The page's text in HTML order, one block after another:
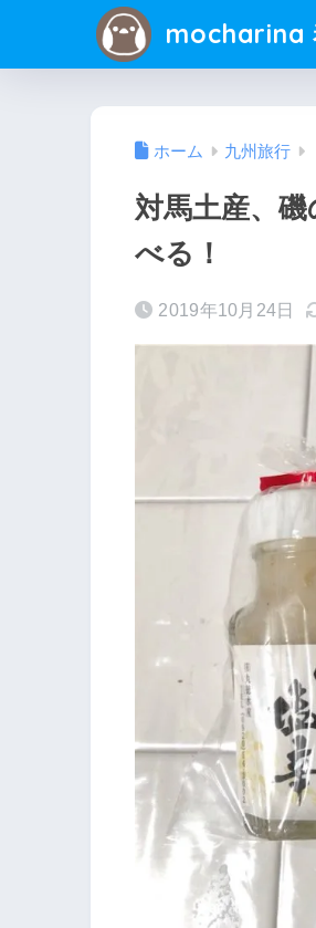
mocharina
ホーム 九州旅行
対馬土産、
べる！
2019年10月24日